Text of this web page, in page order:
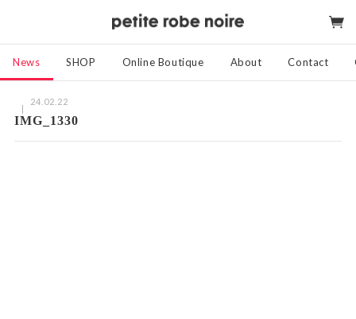
News SHOP Online Boutique About Contact
24.02.22
IMG_1330